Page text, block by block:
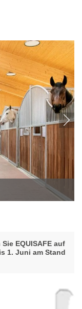
EQUISAFE auf
1. Juni am Stand